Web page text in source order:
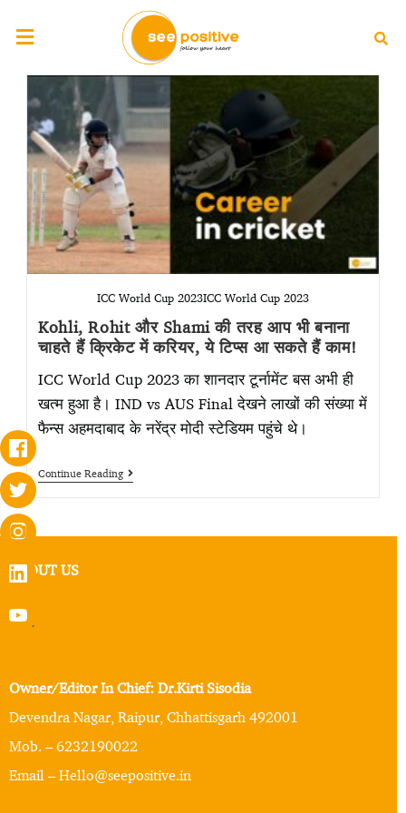
ICC World Cup 2023ICC World Cup 2023
Kohli, Rohit और Shami की तरह आप भी बनाना
चाहते हैं क्रिकेट में करियर, ये टिप्स आ सकते हैं काम!
ICC World Cup 2023 का शानदार टूर्नामेंट बस अभी ही
खत्म हुआ है। IND vs AUS Final देखने लाखों की संख्या में
फैन्स अहमदाबाद के नरेंद्र मोदी स्टेडियम पहुंचे थे।
Continue Reading
ABOUT US
Owner/Editor In Chief: Dr.Kirti Sisodia
Devendra Nagar, Raipur, Chhattisgarh 492001
Mob. – 6232190022
Email – Hello@seepositive.in